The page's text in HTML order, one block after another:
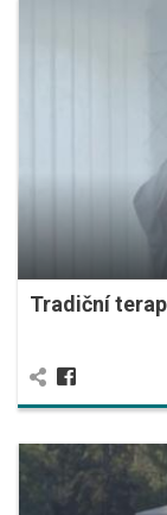
Tradiční